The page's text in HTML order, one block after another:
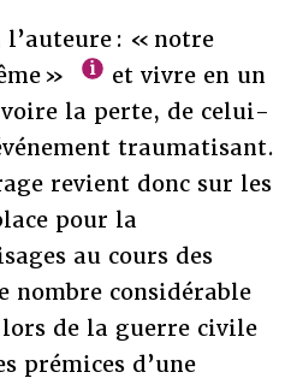
: « notre
»
et vivre en un
la perte, de celui-
traumatisant.
revient donc sur les
pour la
au cours des
nombre considérable
lors de la guerre civile
prémices d’une